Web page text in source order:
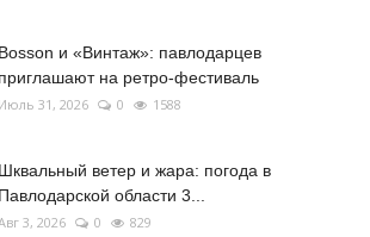
Bosson и «Винтаж»: павлодарцев
приглашают на ретро-фестиваль
Июль 31, 2026 0 1588
Шквальный ветер и жара: погода в
Павлодарской области 3...
3, 2026 0 829